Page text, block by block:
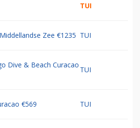
TUI
Zee €1235 TUI
Dive & Beach Curacao
TUI
€569 TUI